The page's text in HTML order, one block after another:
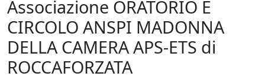
Associazione ORATORIO E
CIRCOLO ANSPI MADONNA
DELLA CAMERA APS-ETS di
ROCCAFORZATA